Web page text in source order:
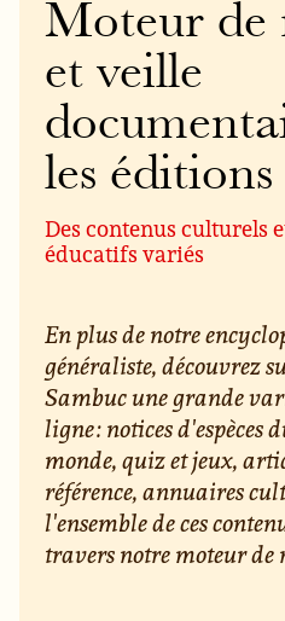
Moteur de
et veille
les
Des contenus culturels
éducatifs variés
En plus de notre
généraliste, découvrez
Sambuc une grande
ligne : notices
monde, quiz et jeux,
référence, annuaires
l'ensemble de ces
travers notre moteur de